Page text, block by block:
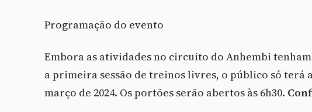
Programação do evento
Embora as atividades no circuito do Anhembi
a primeira sessão de treinos livres, o público só terá
março de 2024. Os portões serão abertos às 6h30.